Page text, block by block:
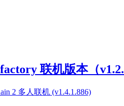
联机版本（